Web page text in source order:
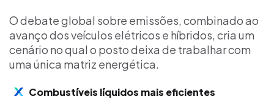
O debate global sobre emissões, combinado ao
avanço dos veículos elétricos e híbridos, cria um
cenário no qual o posto deixa de trabalhar com
uma única matriz energética.
Combustíveis líquidos mais eficientes